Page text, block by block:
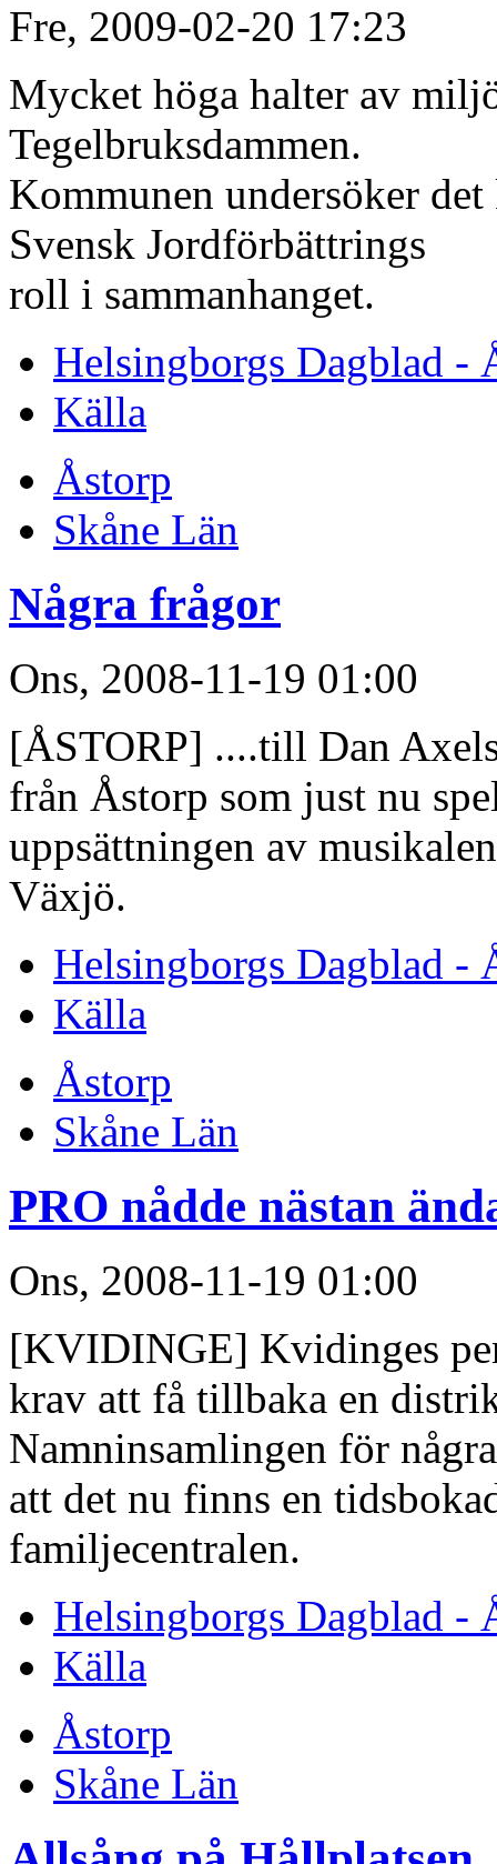
Fre, 2009-02-20 17:23
Mycket höga halter av
Tegelbruksdammen.
Kommunen undersöker
Svensk Jordförbättrings
roll i sammanhanget.
Helsingborgs Dagblad -
Källa
Åstorp
Skåne Län
Några frågor
Ons, 2008-11-19 01:00
[ÅSTORP] ....till Dan
från Åstorp som just nu
uppsättningen av
Växjö.
Helsingborgs Dagblad -
Källa
Åstorp
Skåne Län
PRO nådde nästan
Ons, 2008-11-19 01:00
[KVIDINGE] Kvidinges
krav att få tillbaka en
Namninsamlingen för
att det nu finns en
familjecentralen.
Helsingborgs Dagblad -
Källa
Åstorp
Skåne Län